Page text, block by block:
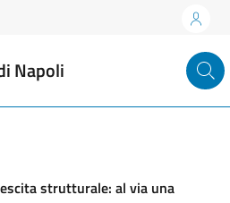
Napoli
strutturale: al via una